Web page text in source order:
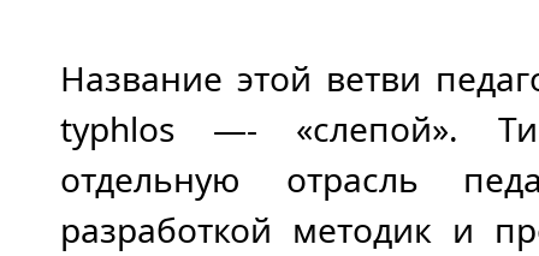
Название этой ветви
typhlos —- «слепой».
отдельную отрасль
разработкой методик и